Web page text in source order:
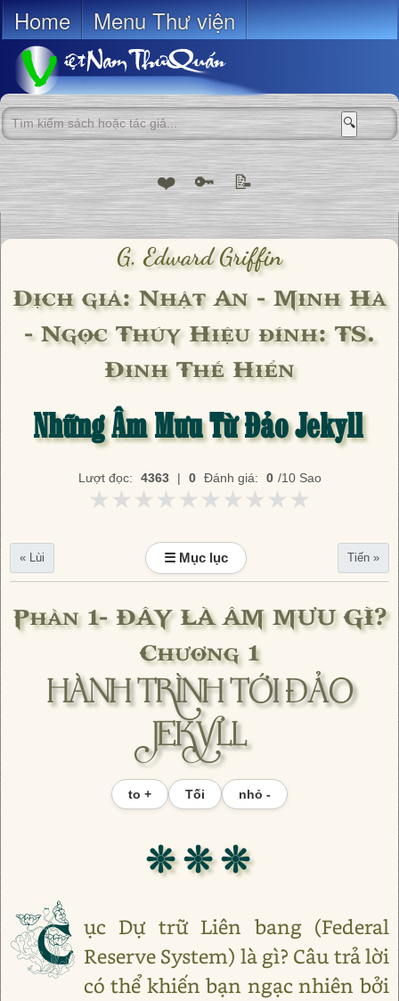
Home Menu Thư viện
🔍
❤️ 🔑 📝
G. Edward Griffin
Dịch giả: Nhật An - Minh Hà
- Ngọc Thúy Hiệu đính: TS.
Đinh Thế Hiển
Những Âm Mưu Từ Đảo Jekyll
Lượt đọc: 4363 | 0 Đánh giá: 0 /10 Sao
★★★★★★★★★★
★★★★★★★★★★
« Lùi ☰ Mục lục Tiến »
Phần 1- ĐÂY LÀ ÂM MƯU GÌ?
Chương 1
HÀNH TRÌNH TỚI ĐẢO
JEKYLL
to + Tối nhỏ -
❊ ❊ ❊
C ục Dự trữ Liên bang (Federal
Reserve System) là gì? Câu trả lời
có thể khiến bạn ngạc nhiên bởi